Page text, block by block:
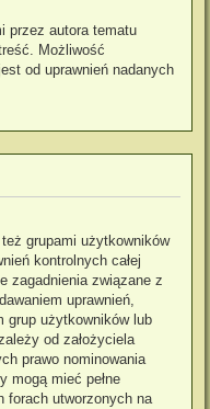
przez autora tematu
Możliwość
od uprawnień nadanych
grupami użytkowników
kontrolnych całej
zagadnienia związane z
uprawnień,
grup użytkowników lub
od założyciela
prawo nominowania
mogą mieć pełne
forach utworzonych na